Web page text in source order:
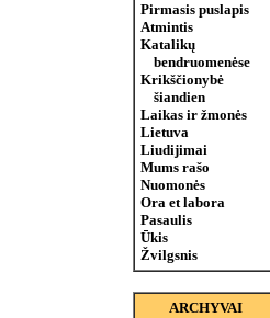
Pirmasis puslapis
Atmintis
Katalikų
bendruomenėse
Krikščionybė
šiandien
Laikas ir žmonės
Lietuva
Liudijimai
Mums rašo
Nuomonės
Ora et labora
Pasaulis
Ūkis
Žvilgsnis
ARCHYVAI